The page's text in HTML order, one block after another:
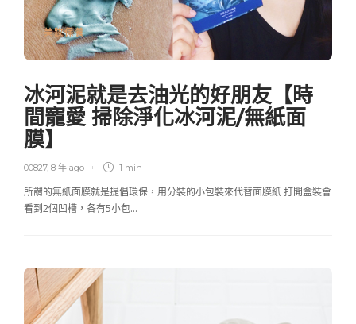
美妝保養
冰河泥就是去油光的好朋友【時
間寵愛 掃除淨化冰河泥/無紙面
膜】
00827, 8 年 ago 1 min
所謂的無紙面膜就是提倡環保，用分裝的小包裝來代替面膜紙 打開盒裝會
看到2個凹槽，各有5小包…